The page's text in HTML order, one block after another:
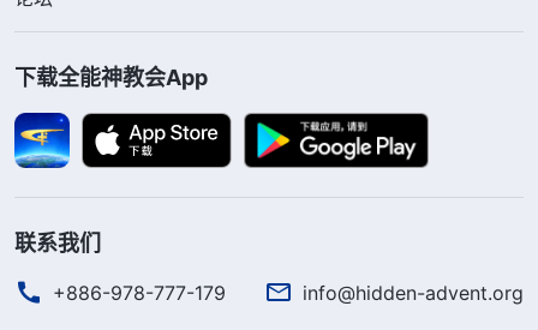
下载全能神教会App
联系我们
+886-978-777-179 info@hidden-advent.org